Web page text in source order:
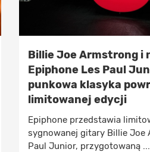
Billie Joe Armstrong i
Epiphone Les Paul
punkowa klasyka
limitowanej edycji
Epiphone przedstawia
sygnowanej gitary Billie Joe
Paul Junior, przygotowaną ...